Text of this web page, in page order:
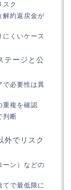
スク
解約返戻金が
にくいケース
テージと公
で必要性は異
重複を確認
判断
外でリスク
ーン）などの
てで最低限に